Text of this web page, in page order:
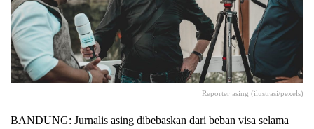
Reporter asing (ilustrasi/pexels)
BANDUNG: Jurnalis asing dibebaskan dari beban visa selama